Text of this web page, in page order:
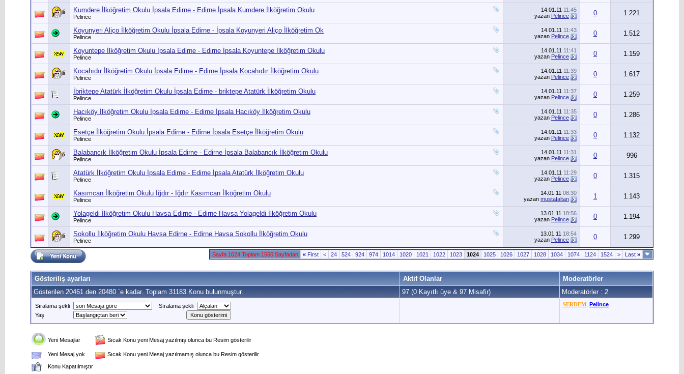
Kumdere İlköğretim Okulu İpsala Edirne - Edirne İpsala Kumdere İlköğretim Okulu
Pelince
14.01.11 11:45
yazan Pelince 0 1.221
Koyunyeri Aliço İlköğretim Okulu İpsala Edirne - İpsala Koyunyeri Aliço İlköğretim Ok
Pelince
14.01.11 11:43
yazan Pelince 0 1.512
Koyuntepe İlköğretim Okulu İpsala Edirne - Edirne İpsala Koyuntepe İlköğretim Okulu
Pelince
14.01.11 11:41
yazan Pelince 0 1.159
Kocahıdır İlköğretim Okulu İpsala Edirne - Edirne İpsala Kocahıdır İlköğretim Okulu
Pelince
14.01.11 11:39
yazan Pelince 0 1.617
İbriktepe Atatürk İlköğretim Okulu İpsala Edirne - briktepe Atatürk İlköğretim Okulu
Pelince
14.01.11 11:37
yazan Pelince 0 1.259
Hacıköy İlköğretim Okulu İpsala Edirne - Edirne İpsala Hacıköy İlköğretim Okulu
Pelince
14.01.11 11:35
yazan Pelince 0 1.286
Esetçe İlköğretim Okulu İpsala Edirne - Edirne İpsala Esetçe İlköğretim Okulu
Pelince
14.01.11 11:33
yazan Pelince 0 1.132
Balabancık İlköğretim Okulu İpsala Edirne - Edirne İpsala Balabancık İlköğretim Okulu
Pelince
14.01.11 11:31
yazan Pelince 0 996
Atatürk İlköğretim Okulu İpsala Edirne - Edirne İpsala Atatürk İlköğretim Okulu
Pelince
14.01.11 11:29
yazan Pelince 0 1.315
Kasımcan İlköğretim Okulu Iğdır - Iğdır Kasımcan İlköğretim Okulu
Pelince
14.01.11 08:30
yazan mustafaltan 1 1.143
Yolageldi İlköğretim Okulu Havsa Edirne - Edirne Havsa Yolageldi İlköğretim Okulu
Pelince
13.01.11 18:56
yazan Pelince 0 1.194
Sokollu İlköğretim Okulu Havsa Edirne - Edirne Havsa Sokollu İlköğretim Okulu
Pelince
13.01.11 18:54
yazan Pelince 0 1.299
Sayfa 1024 Toplam 1560 Sayfadan « First < 24 524 924 974 1014 1020 1021 1022 1023 1024 1025 1026 1027 1028 1034 1074 1124 1524 > Last »
Gösteriliş ayarları Aktif Olanlar
Moderatörler
Gösterilen 20461 den 20480 ´e kadar. Toplam 31183 Konu bulunmuştur.
97 (0 Kayıtlı üye & 97 Misafir) Moderatörler : 2
Sıralama şekli
Sıralama şekli
Yaş
SERDEM Pelince
Yeni Mesajlar Sıcak Konu yeni Mesaj yazılmış olunca bu Resim gösterilir
Yeni Mesaj yok
Sıcak Konu yeni Mesaj yazılmamış olunca bu Resim gösterilir
Konu Kapatılmıştır